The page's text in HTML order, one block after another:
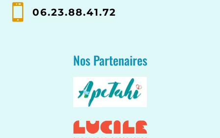
 06.23.88.41.72
Nos Partenaires